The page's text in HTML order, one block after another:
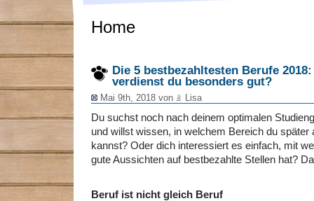
Home
Die 5 bestbezahltesten Berufe
verdienst du besonders gut?
Mai 9th, 2018 von Lisa
Du suchst noch nach deinem optimalen
und willst wissen, in welchem Bereich du später
kannst? Oder dich interessiert es einfach, mit
gute Aussichten auf bestbezahlte Stellen hat?
Beruf ist nicht gleich Beruf